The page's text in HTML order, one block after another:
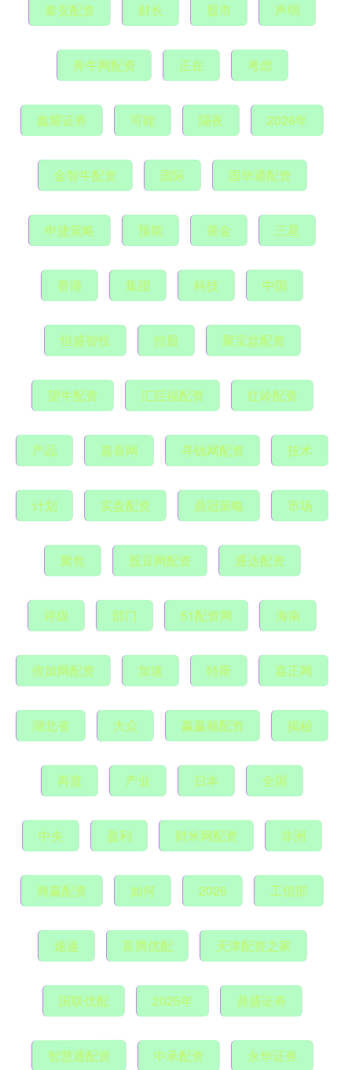
泰安配资 财长 股市 声明
奔牛网配资 正在 考虑
鑫耀证券 可能 隔夜 2026年
金智牛配资 国际 国华通配资
申捷策略 预期 黄金 三星
香港 集团 科技 中国
恒盛智投 控股 聚宝盆配资
望牛配资 汇巨福配资 红岭配资
产品 嘉喜网 寻钱网配资 技术
计划 实盘配资 鼎冠策略 市场
聚焦 股豆网配资 通达配资
评级 部门 51配资网 海南
倍加网配资 加速 特斯 嘉正网
湖北省 大众 赢赢顺配资 揭秘
再度 产业 日本 全国
中央 盈利 财米网配资 非洲
商赢配资 如何 2026 工信部
速递 富腾优配 天津配资之家
国联优配 2025年 鼎盛证券
智慧通配资 中承配资 永华证券